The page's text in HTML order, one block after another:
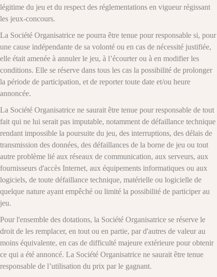
légitime du jeu et du respect des réglementations en vigueur régissant
les jeux-concours.
La Société Organisatrice ne pourra être tenue pour responsable si, pour
une cause indépendante de sa volonté ou en cas de nécessité justifiée,
elle était amenée à annuler le jeu, à l’écourter ou à en modifier les
conditions. Elle se réserve dans tous les cas la possibilité de prolonger
la période de participation, et de reporter toute date et/ou heure
annoncée.
La Société Organisatrice ne saurait être tenue pour responsable de tout
fait qui ne lui serait pas imputable, notamment de défaillance technique
rendant impossible la poursuite du jeu, des interruptions, des délais de
transmission des données, des défaillances de la borne de jeu ou tout
autre problème lié aux réseaux de communication, aux serveurs, aux
fournisseurs d'accès Internet, aux équipements informatiques ou aux
logiciels, de toute défaillance technique, matérielle ou logicielle de
quelque nature ayant empêché ou limité la possibilité de participer au
jeu.
Pour l'ensemble des dotations, la Société Organisatrice se réserve le
droit de les remplacer, en tout ou en partie, par d'autres de valeur au
moins équivalente, en cas de difficulté majeure extérieure pour obtenir
ce qui a été annoncé. La Société Organisatrice ne saurait être tenue
responsable de l’utilisation du prix par le gagnant.